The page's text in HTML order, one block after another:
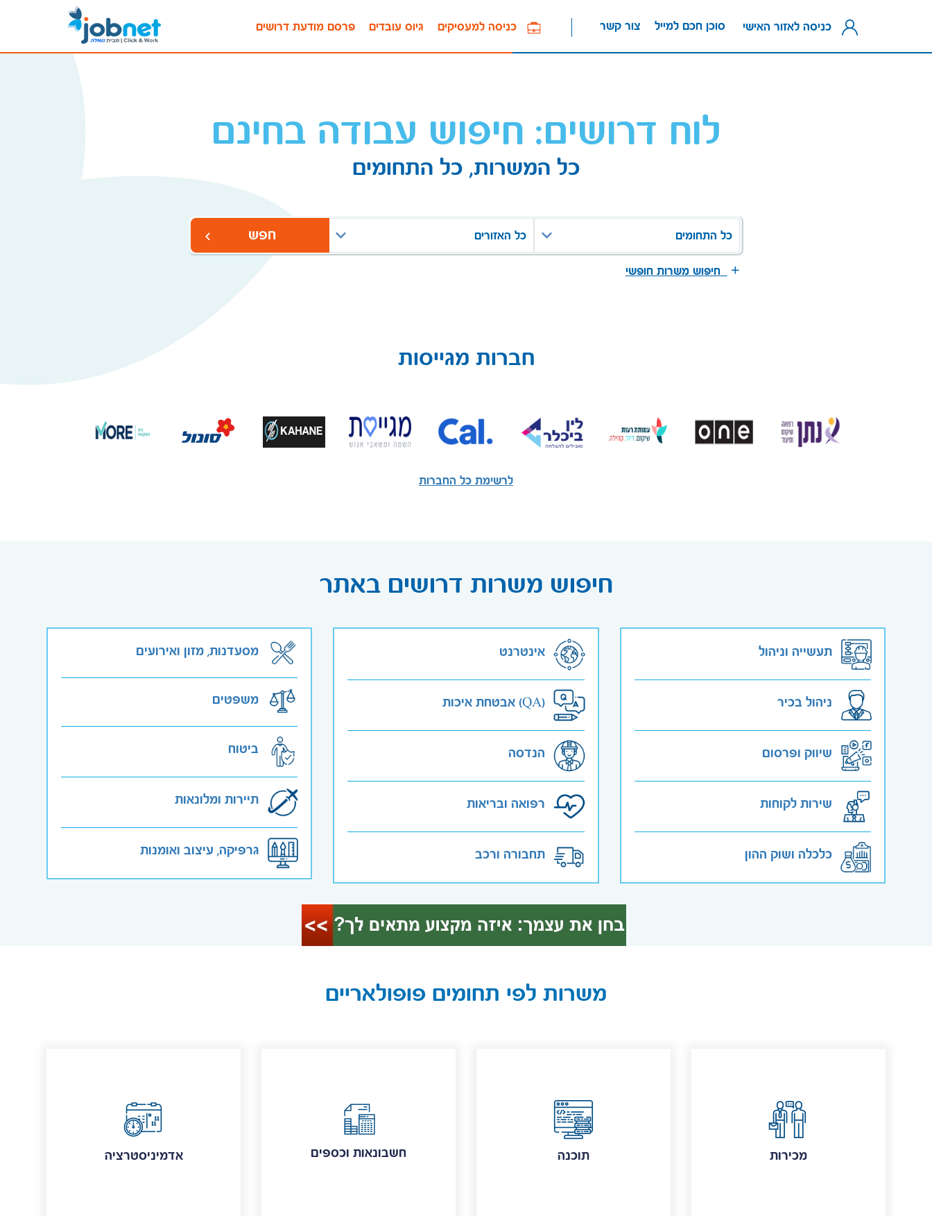
פרסם מודעת דרושים גיוס עובדים כניסה למעסיקים צור קשר סוכן חכם למייל כניסה לאזור האישי
לוח דרושים: חיפוש עבודה בחינם
כל המשרות, כל התחומים
כל התחומים כל האזורים חפש
חיפוש משרות חופשי
חברות מגייסות
לרשימת כל החברות
חיפוש משרות דרושים באתר
תעשייה וניהול
ניהול בכיר
שיווק ופרסום
שירות לקוחות
כלכלה ושוק ההון
אינטרנט
אבטחת איכות (QA)
הנדסה
רפואה ובריאות
תחבורה ורכב
מסעדנות, מזון ואירועים
משפטים
ביטוח
תיירות ומלונאות
גרפיקה, עיצוב ואומנות
משרות לפי תחומים פופולאריים
אדמיניסטרציה חשבונאות וכספים תוכנה מכירות